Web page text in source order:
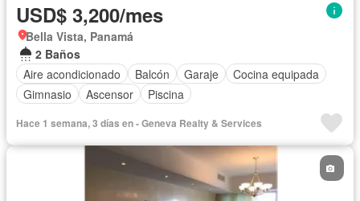
USD$ 3,200/mes
Bella Vista, Panamá
2 Baños
Aire acondicionado
Balcón Garaje
Cocina equipada
Gimnasio
Ascensor Piscina
Hace 1 semana, 3 días en - Geneva Realty & Services